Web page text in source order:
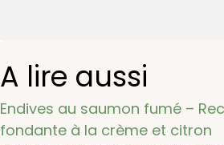
A lire aussi
Endives au saumon fumé –
fondante à la crème et citron